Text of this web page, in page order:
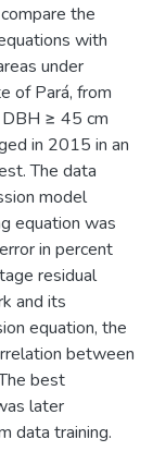
the
with
under
of Pará, from
≥ 45 cm
in 2015 in an
The data
model
equation was
in percent
residual
and its
equation, the
between
best
later
data training.